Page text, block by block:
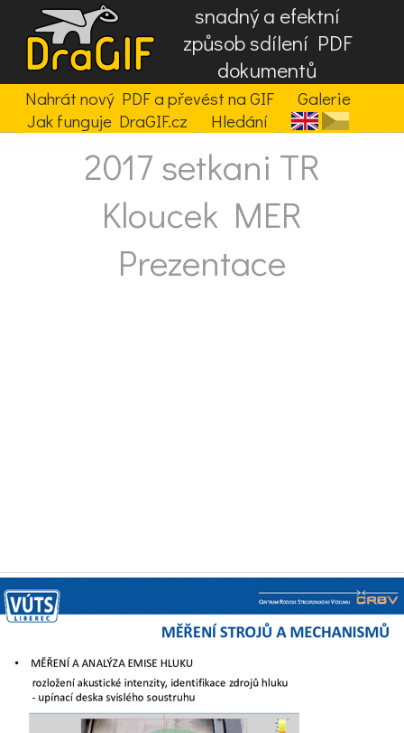
snadný a efektní
způsob sdílení PDF
dokumentů
Nahrát nový PDF a převést na GIF
Galerie
Jak funguje DraGIF.cz
Hledání
2017 setkani TR
Kloucek MER
Prezentace